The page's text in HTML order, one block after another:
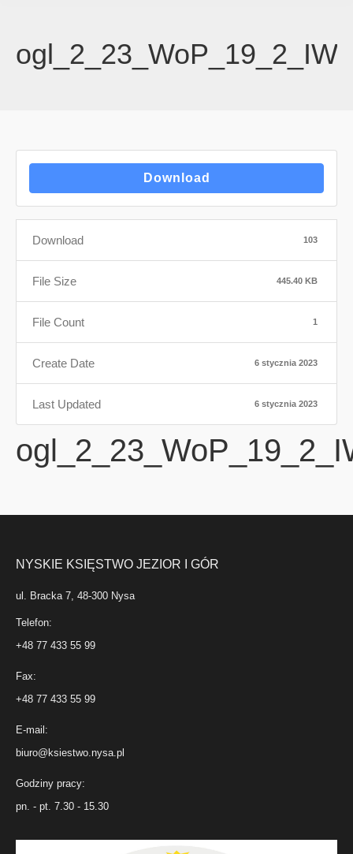
Download
Download 103
File Size 445.40 KB
File Count 1
Create Date 6 stycznia 2023
Last Updated 6 stycznia 2023
NYSKIE KSIĘSTWO JEZIOR I GÓR
ul. Bracka 7, 48-300 Nysa
Telefon:
+48 77 433 55 99
Fax:
+48 77 433 55 99
E-mail:
biuro@ksiestwo.nysa.pl
Godziny pracy:
pn. - pt. 7.30 - 15.30